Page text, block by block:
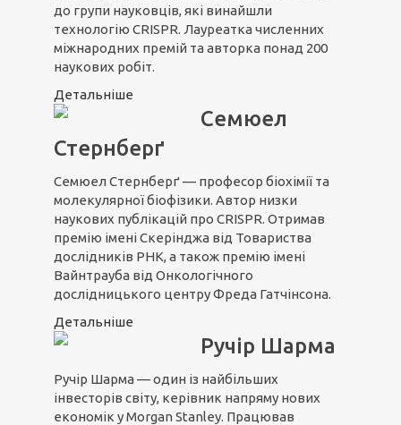
до групи науковців, які винайшли
технологію CRISPR. Лауреатка численних
міжнародних премій та авторка понад 200
наукових робіт.
Детальніше
Семюел
Стернберґ
Семюел Стернберґ — професор біохімії та
молекулярної біофізики. Автор низки
наукових публікацій про CRISPR. Отримав
премію імені Скерінджа від Товариства
дослідників РНК, а також премію імені
Вайнтрауба від Онкологічного
дослідницького центру Фреда Гатчінсона.
Детальніше
Ручір Шарма
Ручір Шарма — один із найбільших
інвесторів світу, керівник напряму нових
економік у Morgan Stanley. Працював